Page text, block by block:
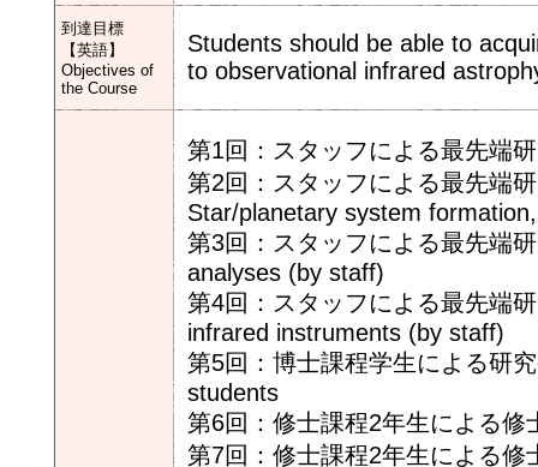
到達目標
【英語】
Objectives of
the Course
Students should be able to
to observational infrared
第1回：スタッフによる最先端
第2回：スタッフによる最先端
Star/planetary system
第3回：スタッフによる最先端
analyses (by staff)
第4回：スタッフによる最先端
infrared instruments (by staff)
第5回：博士課程学生による研
students
第6回：修士課程2年生による
第7回：修士課程2年生による